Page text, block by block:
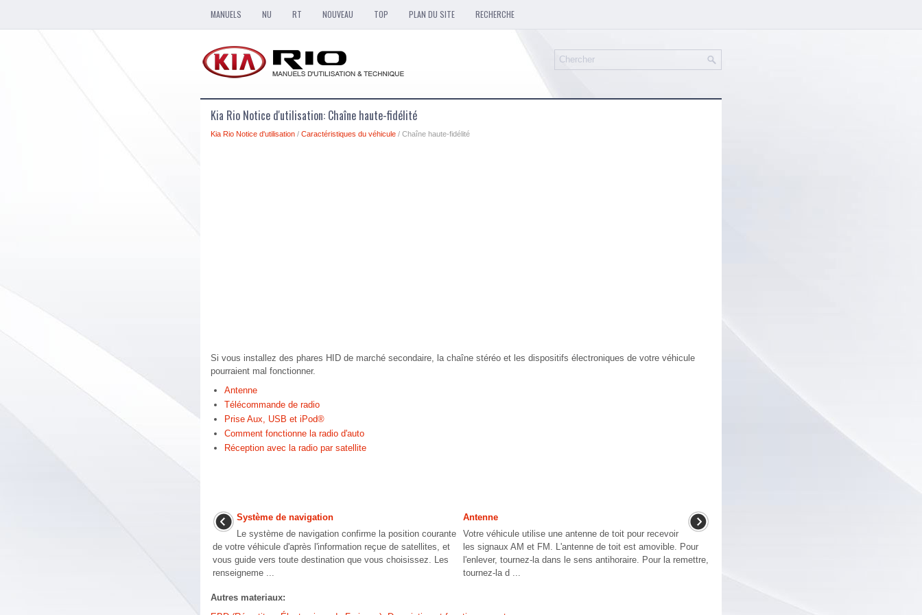
MANUELS NU RT NOUVEAU TOP PLAN DU SITE RECHERCHE
Kia Rio Notice d'utilisation: Chaîne haute-fidélité
Kia Rio Notice d'utilisation / Caractéristiques du véhicule / Chaîne haute-fidélité
Si vous installez des phares HID de marché secondaire, la chaîne stéréo et les dispositifs électroniques de votre véhicule
pourraient mal fonctionner.
Antenne
Télécommande de radio
Prise Aux, USB et iPod®
Comment fonctionne la radio d'auto
Réception avec la radio par satellite
Système de navigation
Le système de navigation confirme la position courante
de votre véhicule d'après l'information reçue de satellites, et
vous guide vers toute destination que vous choisissez. Les
renseigneme ...
Antenne
Votre véhicule utilise une antenne de toit pour recevoir
les signaux AM et FM. L'antenne de toit est amovible. Pour
l'enlever, tournez-la dans le sens antihoraire. Pour la remettre,
tournez-la d ...
Autres materiaux: